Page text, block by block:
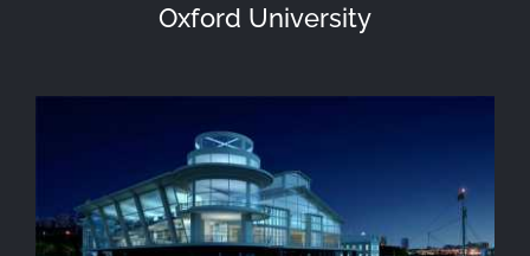
Oxford University